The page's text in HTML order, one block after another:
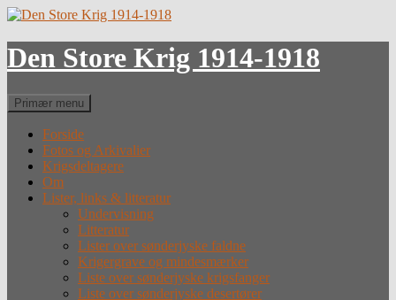
Hop
indhold
Den Store Krig 1914-1918
Søg
Primær menu
Forside
Fotos og Arkivalier
Krigsdeltagere
Om
Lister, links & litteratur
Undervisning
Litteratur
Lister over sønderjyske faldne
Krigergrave og mindesmærker
Liste over sønderjyske krigsfanger
Liste over sønderjyske desertører